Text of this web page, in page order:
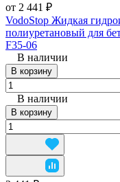
от 2 441 ₽
VodoStop Жидкая
полиуретановый для
F35-06
В наличии
В корзину
В наличии
В корзину